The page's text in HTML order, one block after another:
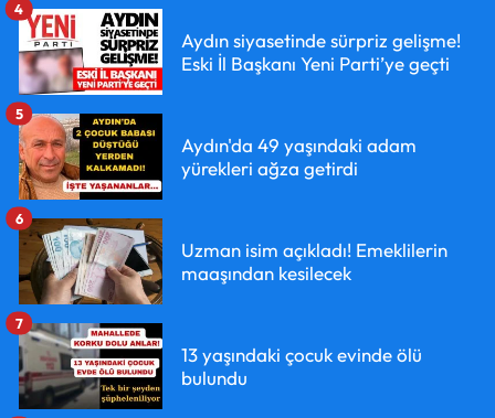
Aydın siyasetinde sürpriz gelişme!
Eski İl Başkanı Yeni Parti’ye geçti
4
Aydın'da 49 yaşındaki adam
yürekleri ağza getirdi
5
Uzman isim açıkladı! Emeklilerin
maaşından kesilecek
6
13 yaşındaki çocuk evinde ölü
bulundu
7